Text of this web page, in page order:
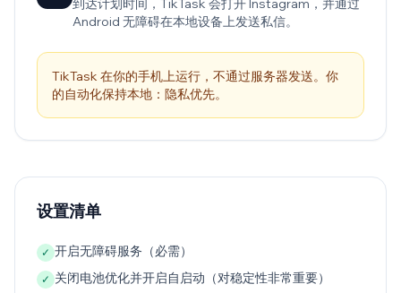
到达计划时间，TikTask 会打开 Instagram，并通过
Android 无障碍在本地设备上发送私信。
TikTask 在你的手机上运行，不通过服务器发送。你
的自动化保持本地：隐私优先。
设置清单
✓ 开启无障碍服务（必需）
✓ 关闭电池优化并开启自启动（对稳定性非常重要）